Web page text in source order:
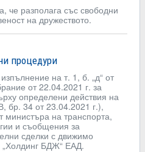
разполага със свободни
на дружеството.
процедури
на т. 1, б. „д“ от
от 22.04.2021 г. за
определени действия на
бр. 34 от 23.04.2021 г.),
министъра на транспорта,
и съобщения за
сделки с движимо
„Холдинг БДЖ“ ЕАД.